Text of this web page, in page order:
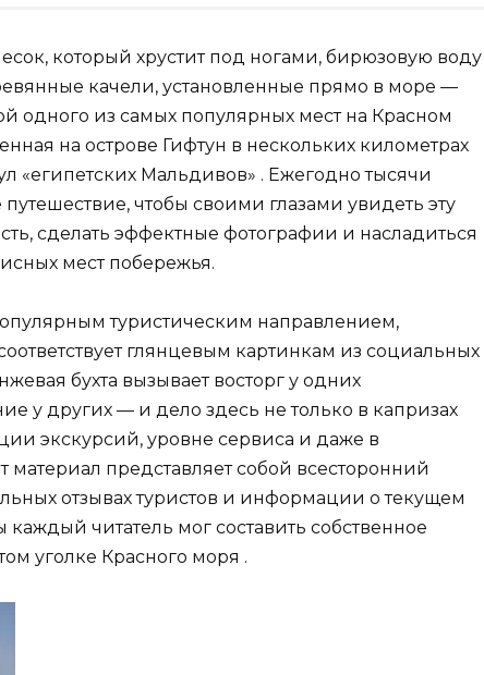
который хрустит под ногами, бирюзовую воду
качели, установленные прямо в море —
одного из самых популярных мест на Красном
на острове Гифтун в нескольких километрах
«египетских Мальдивов» . Ежегодно тысячи
чтобы своими глазами увидеть эту
сделать эффектные фотографии и насладиться
мест побережья.
туристическим направлением,
глянцевым картинкам из социальных
бухта вызывает восторг у одних
у других — и дело здесь не только в капризах
экскурсий, уровне сервиса и даже в
представляет собой всесторонний
отзывах туристов и информации о текущем
читатель мог составить собственное
уголке Красного моря .